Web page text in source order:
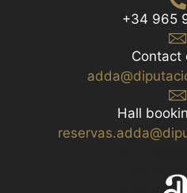
+34 965
Contact
Hall